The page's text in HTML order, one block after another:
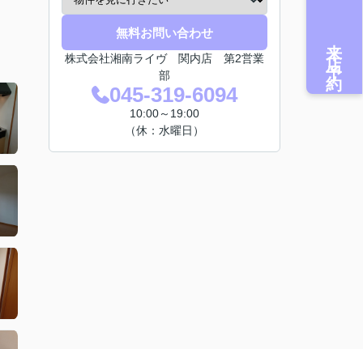
無料お問い合わせ
株式会社湘南ライヴ 関内店 第2営業
部
045-319-6094
10:00～19:00
（休：水曜日）
来店予約